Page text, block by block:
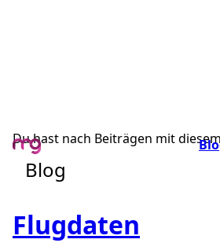
Du hast nach Beiträgen mit
Blog
Flugdaten